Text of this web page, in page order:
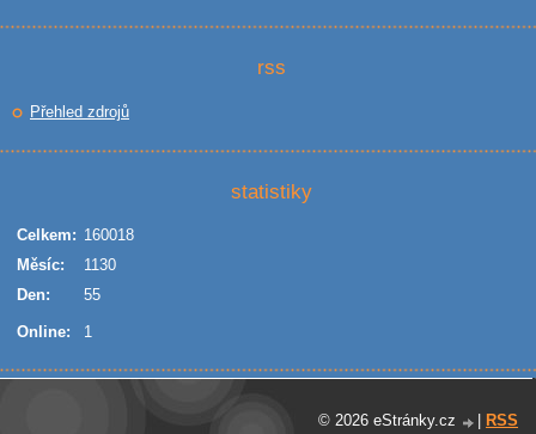
rss
Přehled zdrojů
statistiky
Online: 1
Celkem: 160018
Měsíc:
1130
Den:
55
© 2026 eStránky.cz RSS